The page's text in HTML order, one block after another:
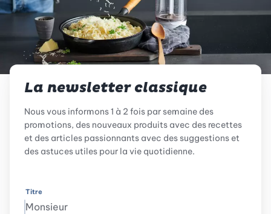
La newsletter classique
Nous vous informons 1 à 2 fois par semaine des
promotions, des nouveaux produits avec des recettes
et des articles passionnants avec des suggestions et
des astuces utiles pour la vie quotidienne.
Titre
Monsieur